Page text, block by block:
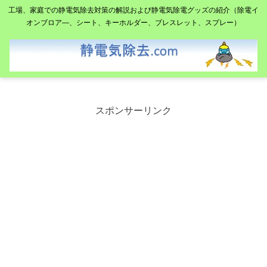
工場、家庭での静電気除去対策の解説および静電気除電グッズの紹介（除電イ
オンブロア―、シート、キーホルダー、ブレスレット、スプレー）
スポンサーリンク